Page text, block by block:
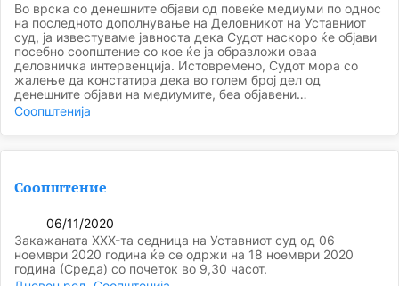
Во врска со денешните објави од повеќе медиуми по однос
на последното дополнување на Деловникот на Уставниот
суд, ја известуваме јавноста дека Судот наскоро ќе објави
посебно соопштение со кое ќе ја образложи оваа
деловничка интервенција. Истовремено, Судот мора со
жалење да констатира дека во голем број дел од
денешните објави на медиумите, беа објавени…
Соопштенија
Соопштение
06/11/2020
Закажаната XXX-та седница на Уставниот суд од 06
ноември 2020 година ќе се одржи на 18 ноември 2020
година (Среда) со почеток во 9,30 часот.